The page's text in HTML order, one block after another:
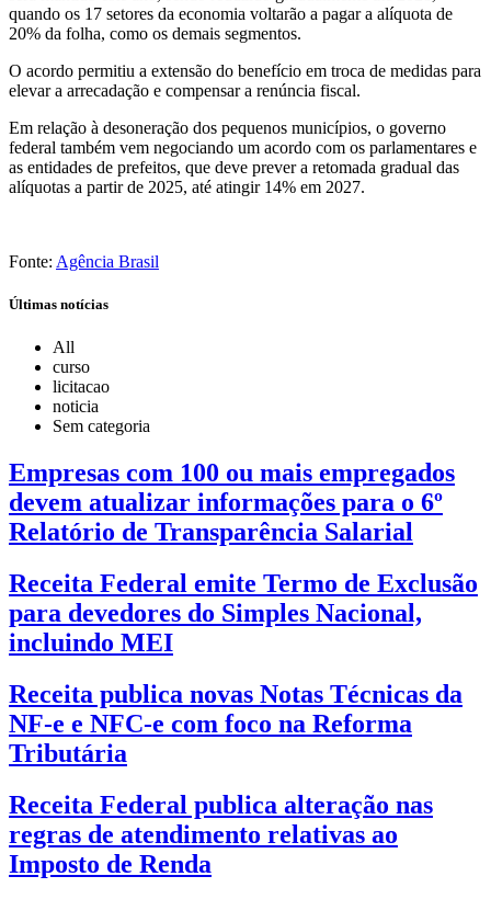
quando os 17 setores da economia voltarão a pagar a alíquota de
20% da folha, como os demais segmentos.
O acordo permitiu a extensão do benefício em troca de medidas para
elevar a arrecadação e compensar a renúncia fiscal.
Em relação à desoneração dos pequenos municípios, o governo
federal também vem negociando um acordo com os parlamentares e
as entidades de prefeitos, que deve prever a retomada gradual das
alíquotas a partir de 2025, até atingir 14% em 2027.
Fonte: Agência Brasil
Últimas notícias
All
curso
licitacao
noticia
Sem categoria
Empresas com 100 ou mais empregados
devem atualizar informações para o 6º
Relatório de Transparência Salarial
Receita Federal emite Termo de Exclusão
para devedores do Simples Nacional,
incluindo MEI
Receita publica novas Notas Técnicas da
NF-e e NFC-e com foco na Reforma
Tributária
Receita Federal publica alteração nas
regras de atendimento relativas ao
Imposto de Renda